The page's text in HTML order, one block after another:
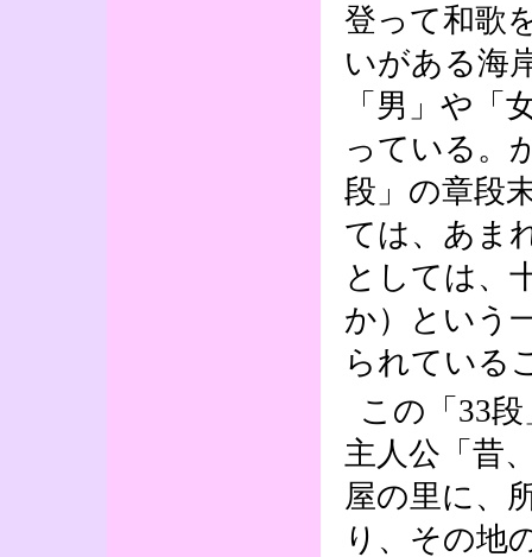
登って和歌
いがある海
「男」や「
っている。
段」の章段
ては、あま
としては、
か）という
られている
この「33
主人公「昔
屋の里に、
り、その地